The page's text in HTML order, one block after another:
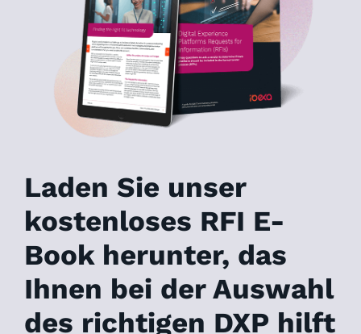
Laden Sie unser
kostenloses RFI E-
Book herunter, das
Ihnen bei der Auswahl
des richtigen DXP hilft